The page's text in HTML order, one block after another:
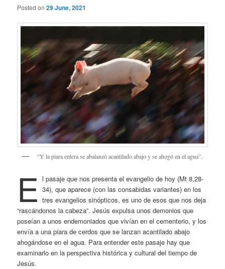
Posted on29 June, 2021
“Y la piara entera se abalanzó acantilado abajo y se ahogó en el agua”.
E l pasaje que nos presenta el evangelio de hoy (Mt 8,28-
34), que aparece (con las consabidas variantes) en los
tres evangelios sinópticos, es uno de esos que nos deja
“rascándonos la cabeza”. Jesús expulsa unos demonios que
poseían a unos endemoniados que vivían en el cementerio, y los
envía a una piara de cerdos que se lanzan acantilado abajo
ahogándose en el agua. Para entender este pasaje hay que
examinarlo en la perspectiva histórica y cultural del tiempo de
Jesús.